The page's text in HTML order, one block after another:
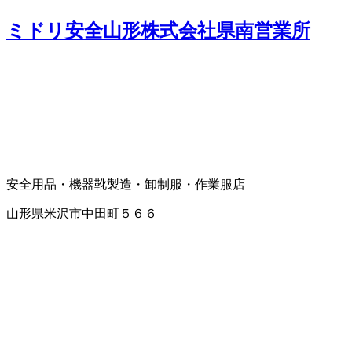
ミドリ安全山形株式会社県南営業所
安全用品・機器靴製造・卸制服・作業服店
山形県米沢市中田町５６６